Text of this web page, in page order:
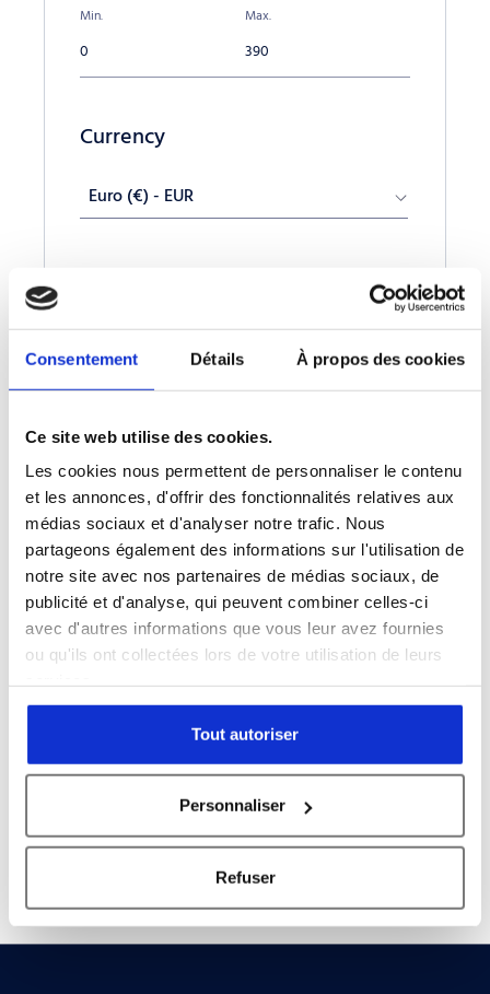
Consentement Détails À propos des cookies
Ce site web utilise des cookies.
Les cookies nous permettent de personnaliser le contenu
et les annonces, d'offrir des fonctionnalités relatives aux
médias sociaux et d'analyser notre trafic. Nous
partageons également des informations sur l'utilisation de
notre site avec nos partenaires de médias sociaux, de
publicité et d'analyse, qui peuvent combiner celles-ci
avec d'autres informations que vous leur avez fournies
ou qu'ils ont collectées lors de votre utilisation de leurs
Tout autoriser
Personnaliser
Refuser
Min. Max.
Currency
Euro (€) - EUR
Available
MANIFOLD – 2 OP NO/NC
Ref:MF23BOBC14AAA111...